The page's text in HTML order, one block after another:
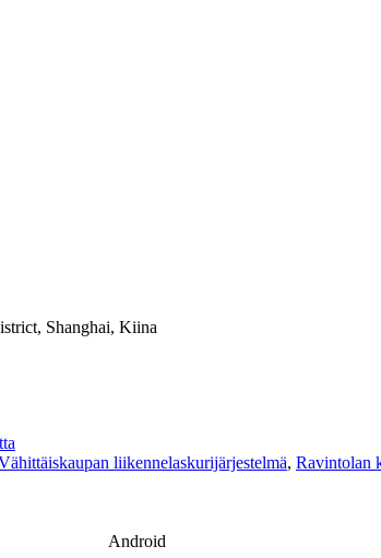
Shanghai, Kiina
liikennelaskurijärjestelmä, Ravintolan
Android